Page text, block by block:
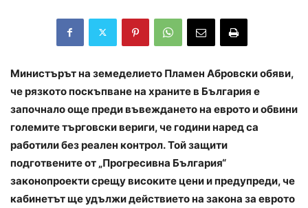
Министърът на земеделието Пламен Абровски обяви,
че рязкото поскъпване на храните в България е
започнало още преди въвеждането на еврото и обвини
големите търговски вериги, че години наред са
работили без реален контрол.Той защити
подготвените от „Прогресивна България“
законопроекти срещу високите цени и предупреди, че
кабинетът ще удължи действието на закона за еврото